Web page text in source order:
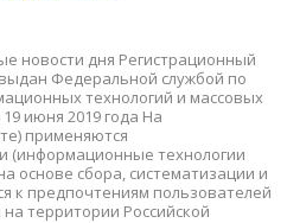
новости дня Регистрационный
Федеральной службой по
технологий и массовых
июня 2019 года На
применяются
(информационные технологии
основе сбора, систематизации и
к предпочтениям пользователей
территории Российской